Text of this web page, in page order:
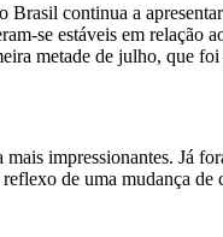
continua a
se estáveis em
metade de julho, que
impressionantes. Já
de uma mudança